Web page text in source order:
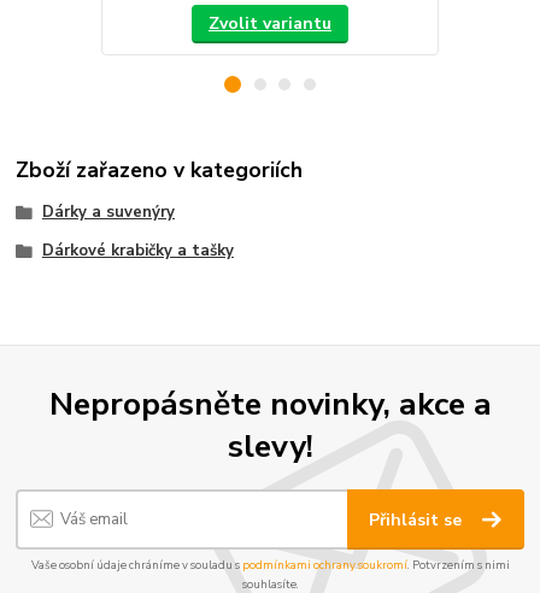
Zvolit variantu
Zboží zařazeno v kategoriích
Dárky a suvenýry
Dárkové krabičky a tašky
Nepropásněte novinky, akce a
slevy!
Přihlásit se
Vaše osobní údaje chráníme v souladu s podmínkami ochrany soukromí. Potvrzením s nimi
souhlasíte.